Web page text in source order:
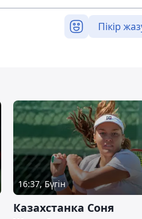
Пікір
16:37, Бүгін
Казахстанка Соня